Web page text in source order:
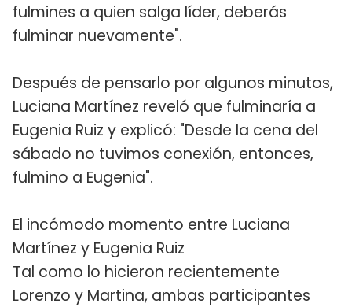
fulmines a quien salga líder, deberás
fulminar nuevamente".
Después de pensarlo por algunos minutos,
Luciana Martínez reveló que fulminaría a
Eugenia Ruiz y explicó: "Desde la cena del
sábado no tuvimos conexión, entonces,
fulmino a Eugenia".
El incómodo momento entre Luciana
Martínez y Eugenia Ruiz
Tal como lo hicieron recientemente
Lorenzo y Martina, ambas participantes